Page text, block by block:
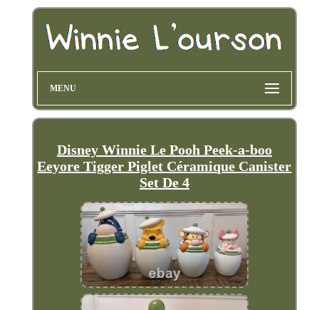
MENU
Disney Winnie Le Pooh Peek-a-boo
Eeyore Tigger Piglet Céramique Canister
Set De 4